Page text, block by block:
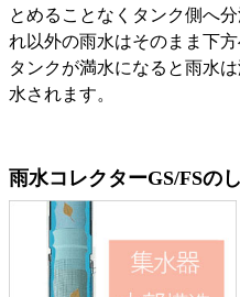
とめることなくタンク側へ
れ以外の雨水はそのまま下方
タンクが満水になると雨水
水されます。
雨水コレクターGS/FSの